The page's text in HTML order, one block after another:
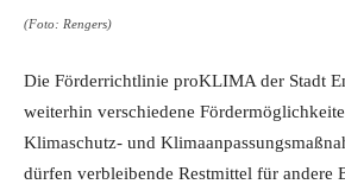
(Foto: Rengers)
Die Förderrichtlinie proKLIMA der Stadt
weiterhin verschiedene
Klimaschutz- und
dürfen verbleibende Restmittel für andere